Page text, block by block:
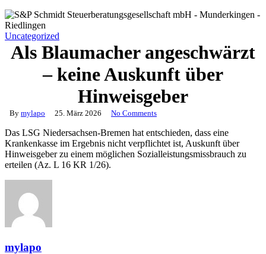
Uncategorized
Als Blaumacher angeschwärzt
– keine Auskunft über
Hinweisgeber
By mylapo 25. März 2026 No Comments
Das LSG Niedersachsen-Bremen hat entschieden, dass eine
Krankenkasse im Ergebnis nicht verpflichtet ist, Auskunft über
Hinweisgeber zu einem möglichen Sozialleistungsmissbrauch zu
erteilen (Az. L 16 KR 1/26).
mylapo